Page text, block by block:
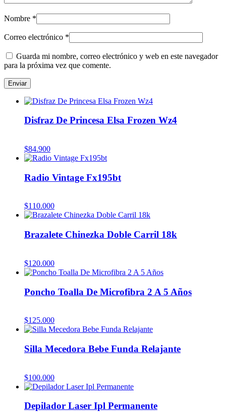
Nombre *
Correo electrónico *
Guarda mi nombre, correo electrónico y web en este navegador
para la próxima vez que comente.
Disfraz De Princesa Elsa Frozen Wz4
$84.900
Radio Vintage Fx195bt
$110.000
Brazalete Chinezka Doble Carril 18k
$120.000
Poncho Toalla De Microfibra 2 A 5 Años
$125.000
Silla Mecedora Bebe Funda Relajante
$100.000
Depilador Laser Ipl Permanente